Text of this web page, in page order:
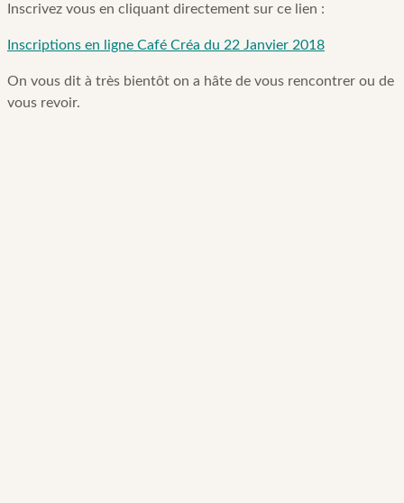
Inscrivez vous en cliquant directement sur ce lien :
Inscriptions en ligne Café Créa du 22 Janvier 2018
On vous dit à très bientôt on a hâte de vous rencontrer ou de
vous revoir.